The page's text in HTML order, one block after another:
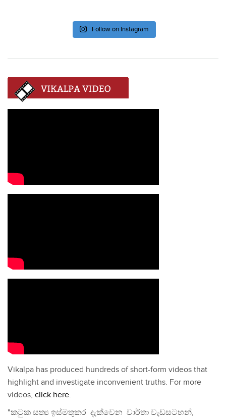
Follow on Instagram
Vikalpa has produced hundreds of short-form videos that
highlight and investigate inconvenient truths. For more
videos, click here.
"කටුක සත්‍ය ඉස්මතුකර දැක්වෙන වාර්තා වැඩසටහන්,